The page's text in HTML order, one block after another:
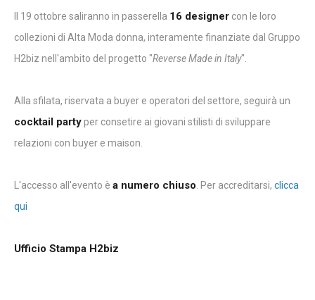
Il 19 ottobre saliranno in passerella 16 designer con le loro
collezioni di Alta Moda donna, interamente finanziate dal Gruppo
H2biz nell'ambito del progetto "Reverse Made in Italy".
Alla sfilata, riservata a buyer e operatori del settore, seguirà un
cocktail partyper consetire ai giovani stilisti di sviluppare
relazioni con buyer e maison.
L'accesso all'evento è a numero chiuso . Per accreditarsi, clicca
qui
Ufficio Stampa H2biz